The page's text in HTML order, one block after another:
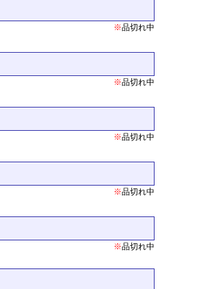
※品切れ中
※品切れ中
※品切れ中
※品切れ中
※品切れ中